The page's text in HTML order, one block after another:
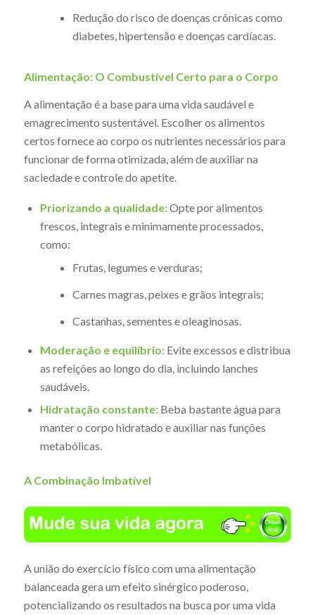
Redução do risco de doenças crônicas como
diabetes, hipertensão e doenças cardíacas.
Alimentação: O Combustível Certo para o Corpo
A alimentação é a base para uma vida saudável e
emagrecimento sustentável. Escolher os alimentos
certos fornece ao corpo os nutrientes necessários para
funcionar de forma otimizada, além de auxiliar na
saciedade e controle do apetite.
Priorizando a qualidade:Opte por alimentos
frescos, integrais e minimamente processados,
como:
Frutas, legumes e verduras;
Carnes magras, peixes e grãos integrais;
Castanhas, sementes e oleaginosas.
Moderação e equilíbrio:Evite excessos e distribua
as refeições ao longo do dia, incluindo lanches
saudáveis.
Hidratação constante:Beba bastante água para
manter o corpo hidratado e auxiliar nas funções
metabólicas.
A Combinação Imbatível
A união do exercício físico com uma alimentação
balanceada gera um efeito sinérgico poderoso,
potencializando os resultados na busca por uma vida